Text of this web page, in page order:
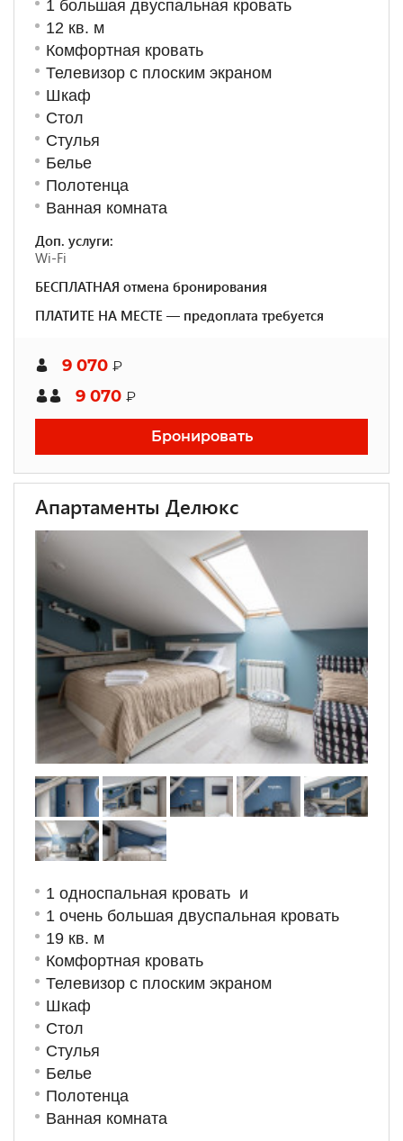
1 большая двуспальная кровать
12 кв. м
Комфортная кровать
Телевизор с плоским экраном
Шкаф
Стол
Стулья
Белье
Полотенца
Ванная комната
Доп. услуги:
Wi-Fi
БЕСПЛАТНАЯ отмена бронирования
ПЛАТИТЕ НА МЕСТЕ — предоплата требуется
9 070 ₽
9 070 ₽
Бронировать
Апартаменты Делюкс
1 односпальная кровать и
1 очень большая двуспальная кровать
19 кв. м
Комфортная кровать
Телевизор с плоским экраном
Шкаф
Стол
Стулья
Белье
Полотенца
Ванная комната